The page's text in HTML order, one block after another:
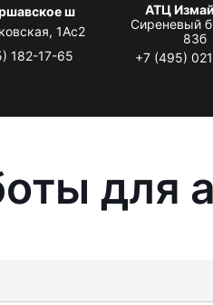
ш
1Ас2
182-17-65
АТЦ
Сиреневый
83б
+7 (495)
для